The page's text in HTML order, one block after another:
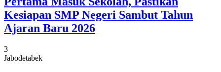
Kesiapan SMP Negeri Sambut Tahun
Ajaran Baru 2026
3
Jabodetabek